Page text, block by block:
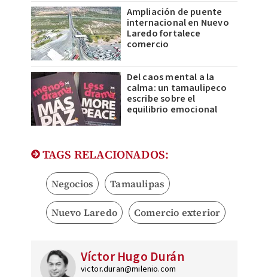
Ampliación de puente
internacional en Nuevo
Laredo fortalece
comercio
Del caos mental a la
calma: un tamaulipeco
escribe sobre el
equilibrio emocional
TAGS RELACIONADOS:
Negocios Tamaulipas
Nuevo Laredo Comercio exterior
Víctor Hugo Durán
victor.duran@milenio.com